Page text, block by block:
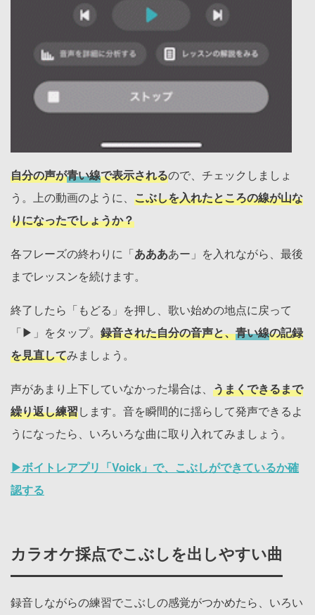
自分の声が青い線で表示されるので、チェックしましょ
う。上の動画のように、 こぶしを入れたところの線が山な
りになったでしょうか？
各フレーズの終わりに「ああああー」を入れながら、最後
までレッスンを続けます。
終了したら「もどる」を押し、歌い始めの地点に戻って
「▶︎」をタップ。 録音された自分の音声と、青い線の記録
を見直してみましょう。
声があまり上下していなかった場合は、 うまくできるまで
繰り返し練習します。音を瞬間的に揺らして発声できるよ
うになったら、いろいろな曲に取り入れてみましょう。
▶︎ボイトレアプリ「Voick」で、こぶしができているか確
認する
カラオケ採点でこぶしを出しやすい曲
録音しながらの練習でこぶしの感覚がつかめたら、いろい